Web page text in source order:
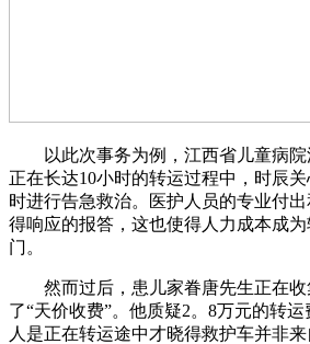
以此次事务为例，江西省儿童病院
正在长达10小时的转运过程中，时辰
时进行告急救治。医护人员的专业付
得响应的报答，这也使得人力成本成
门。
然而过后，患儿家眷唐先生正在收
了“天价收费”。他质疑2。8万元的转
人是正在转运途中才晓得救护车并非